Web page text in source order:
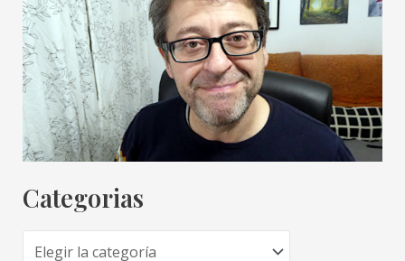
Categorias